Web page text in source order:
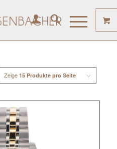
Zeige 15 Produkte pro Seite